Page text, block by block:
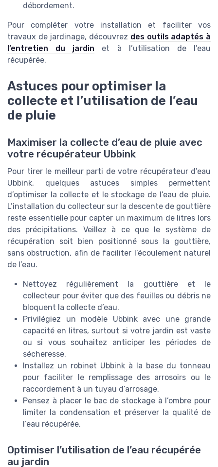
débordement.
Pour compléter votre installation et faciliter vos
travaux de jardinage, découvrez des outils adaptés à
l’entretien du jardin et à l’utilisation de l’eau
récupérée.
Astuces pour optimiser la
collecte et l’utilisation de l’eau
de pluie
Maximiser la collecte d’eau de pluie avec
votre récupérateur Ubbink
Pour tirer le meilleur parti de votre récupérateur d’eau
Ubbink, quelques astuces simples permettent
d’optimiser la collecte et le stockage de l’eau de pluie.
L’installation du collecteur sur la descente de gouttière
reste essentielle pour capter un maximum de litres lors
des précipitations. Veillez à ce que le système de
récupération soit bien positionné sous la gouttière,
sans obstruction, afin de faciliter l’écoulement naturel
de l’eau.
Nettoyez régulièrement la gouttière et le
collecteur pour éviter que des feuilles ou débris ne
bloquent la collecte d’eau.
Privilégiez un modèle Ubbink avec une grande
capacité en litres, surtout si votre jardin est vaste
ou si vous souhaitez anticiper les périodes de
sécheresse.
Installez un robinet Ubbink à la base du tonneau
pour faciliter le remplissage des arrosoirs ou le
raccordement à un tuyau d’arrosage.
Pensez à placer le bac de stockage à l’ombre pour
limiter la condensation et préserver la qualité de
l’eau récupérée.
Optimiser l’utilisation de l’eau récupérée
au jardin